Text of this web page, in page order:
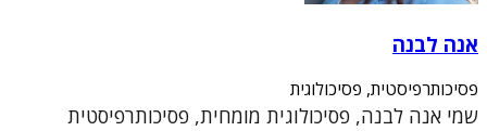
אנה לבנה
פסיכותרפיסטית, פסיכולוגית
שמי אנה לבנה, פסיכולוגית מומחית, פסיכותרפיסטית